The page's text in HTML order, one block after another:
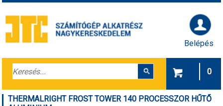
Belépés
0
THERMALRIGHT FROST TOWER 140 PROCESSZOR HŰTŐ